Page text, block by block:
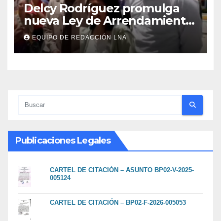
Delcy Rodríguez promulga
nueva Ley de Arrendamiento
para atender a familias
damnificadas
EQUIPO DE REDACCIÓN LNA
Publicaciones Legales
CARTEL DE CITACIÓN – ASUNTO BP02-V-2025-
005124
CARTEL DE CITACIÓN – BP02-F-2026-005053